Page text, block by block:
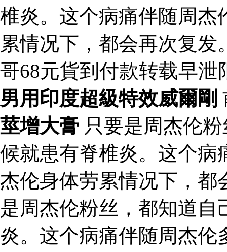
椎炎。这个病痛伴随周杰
累情况下，都会再次复发
哥68元貨到付款转载早
男用印度超級特效威爾剛
莖增大膏 只要是周杰伦
候就患有脊椎炎。这个病
杰伦身体劳累情况下，
是周杰伦粉丝，都知道
炎。这个病痛伴随周杰伦